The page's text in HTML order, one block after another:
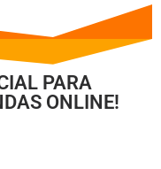
PARA
ONLINE!